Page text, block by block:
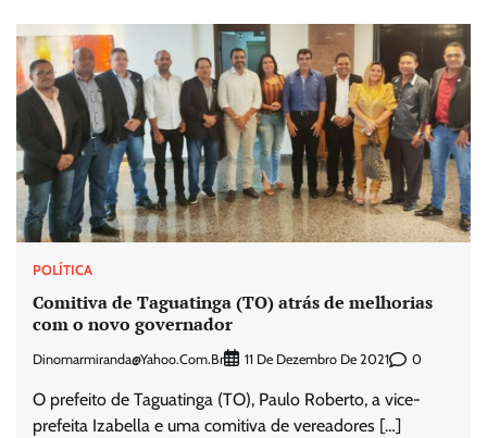
POLÍTICA
Comitiva de Taguatinga (TO) atrás de melhorias
com o novo governador
Dinomarmiranda@yahoo.com.br 11 De Dezembro De 2021 0
O prefeito de Taguatinga (TO), Paulo Roberto, a vice-
prefeita Izabella e uma comitiva de vereadores […]